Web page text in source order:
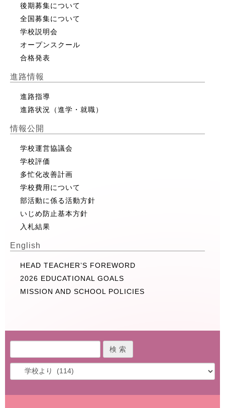
後期募集について
全国募集について
学校説明会
オープンスクール
合格発表
進路情報
進路指導
進路状況（進学・就職）
情報公開
学校運営協議会
学校評価
多忙化改善計画
学校費用について
部活動に係る活動方針
いじめ防止基本方針
入札結果
English
HEAD TEACHER’S FOREWORD
2026 EDUCATIONAL GOALS
MISSION AND SCHOOL POLICIES